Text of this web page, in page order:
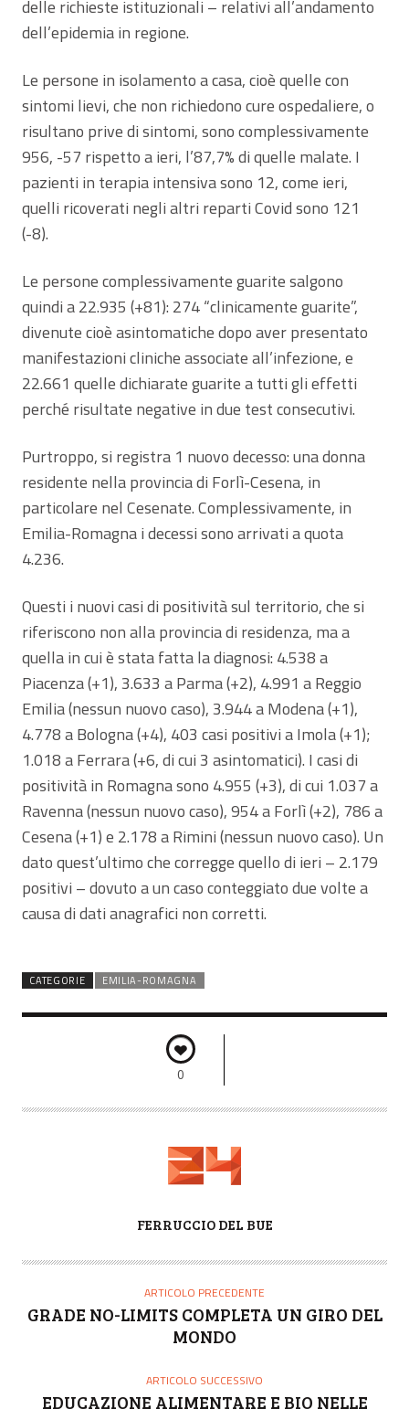
delle richieste istituzionali – relativi all’andamento
dell’epidemia in regione.
Le persone in isolamento a casa, cioè quelle con
sintomi lievi, che non richiedono cure ospedaliere, o
risultano prive di sintomi, sono complessivamente
956, -57 rispetto a ieri, l’87,7% di quelle malate. I
pazienti in terapia intensiva sono 12, come ieri,
quelli ricoverati negli altri reparti Covid sono 121
(-8).
Le persone complessivamente guarite salgono
quindi a 22.935 (+81): 274 “clinicamente guarite”,
divenute cioè asintomatiche dopo aver presentato
manifestazioni cliniche associate all’infezione, e
22.661 quelle dichiarate guarite a tutti gli effetti
perché risultate negative in due test consecutivi.
Purtroppo, si registra 1 nuovo decesso: una donna
residente nella provincia di Forlì-Cesena, in
particolare nel Cesenate. Complessivamente, in
Emilia-Romagna i decessi sono arrivati a quota
4.236.
Questi i nuovi casi di positività sul territorio, che si
riferiscono non alla provincia di residenza, ma a
quella in cui è stata fatta la diagnosi: 4.538 a
Piacenza (+1), 3.633 a Parma (+2), 4.991 a Reggio
Emilia (nessun nuovo caso), 3.944 a Modena (+1),
4.778 a Bologna (+4), 403 casi positivi a Imola (+1);
1.018 a Ferrara (+6, di cui 3 asintomatici). I casi di
positività in Romagna sono 4.955 (+3), di cui 1.037 a
Ravenna (nessun nuovo caso), 954 a Forlì (+2), 786 a
Cesena (+1) e 2.178 a Rimini (nessun nuovo caso). Un
dato quest’ultimo che corregge quello di ieri – 2.179
positivi – dovuto a un caso conteggiato due volte a
causa di dati anagrafici non corretti.
CATEGORIE EMILIA-ROMAGNA
0
T
R
FERRUCCIO DEL BUE
ARTICOLO PRECEDENTE
GRADE NO-LIMITS COMPLETA UN GIRO DEL
MONDO
ARTICOLO SUCCESSIVO
EDUCAZIONE ALIMENTARE E BIO NELLE